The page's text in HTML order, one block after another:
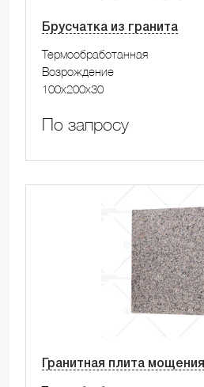
Брусчатка из гранита
Термообработанная
Возрождение
100x200x30
По запросу
Гранитная плита мощения